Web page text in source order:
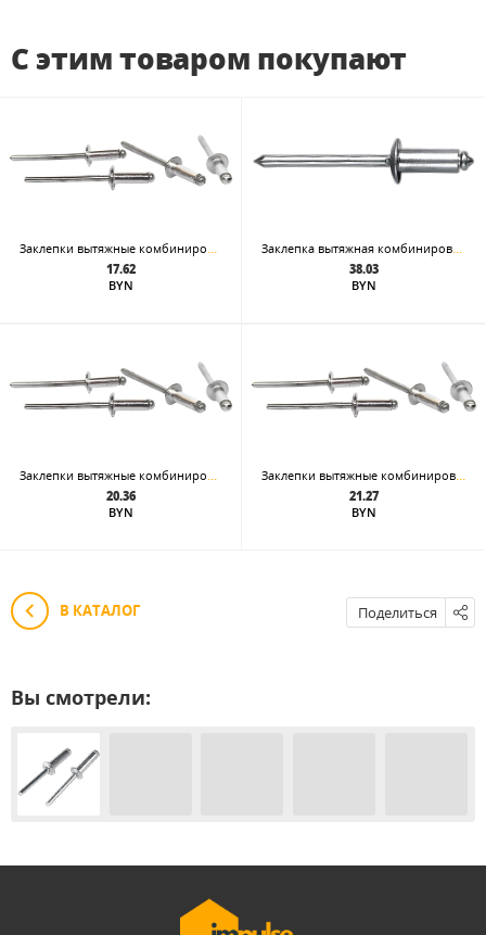
С этим товаром покупают
Заклепки вытяжные комбинированная 3,2 x 6 алюминий сталь
17.62
BYN
Заклепка вытяжная комбинированная 4,0 x 12 сталь - сталь
38.03
BYN
Заклепки вытяжные комбинированная 3,2 x 10 алюминий сталь
20.36
BYN
Заклепки вытяжные комбинированная 3,2 x 12 алюминий сталь
21.27
BYN
В КАТАЛОГ Поделиться
Вы смотрели: